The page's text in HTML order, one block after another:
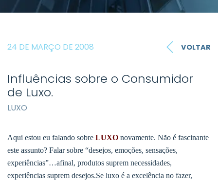
24 DE MARÇO DE 2008 VOLTAR
Influências sobre o Consumidor
de Luxo.
LUXO
Aqui estou eu falando sobre LUXO novamente. Não é fascinante
este assunto? Falar sobre “desejos, emoções, sensações,
experiências”…afinal, produtos suprem necessidades,
experiências suprem desejos.Se luxo é a excelência no fazer,